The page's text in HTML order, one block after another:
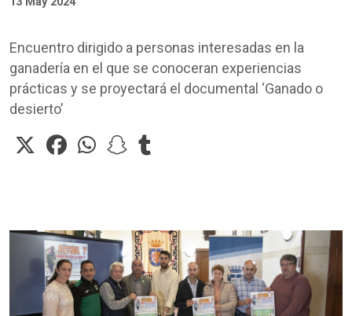
Encuentro dirigido a personas interesadas en la
ganadería en el que se conoceran experiencias
prácticas y se proyectará el documental ‘Ganado o
desierto’